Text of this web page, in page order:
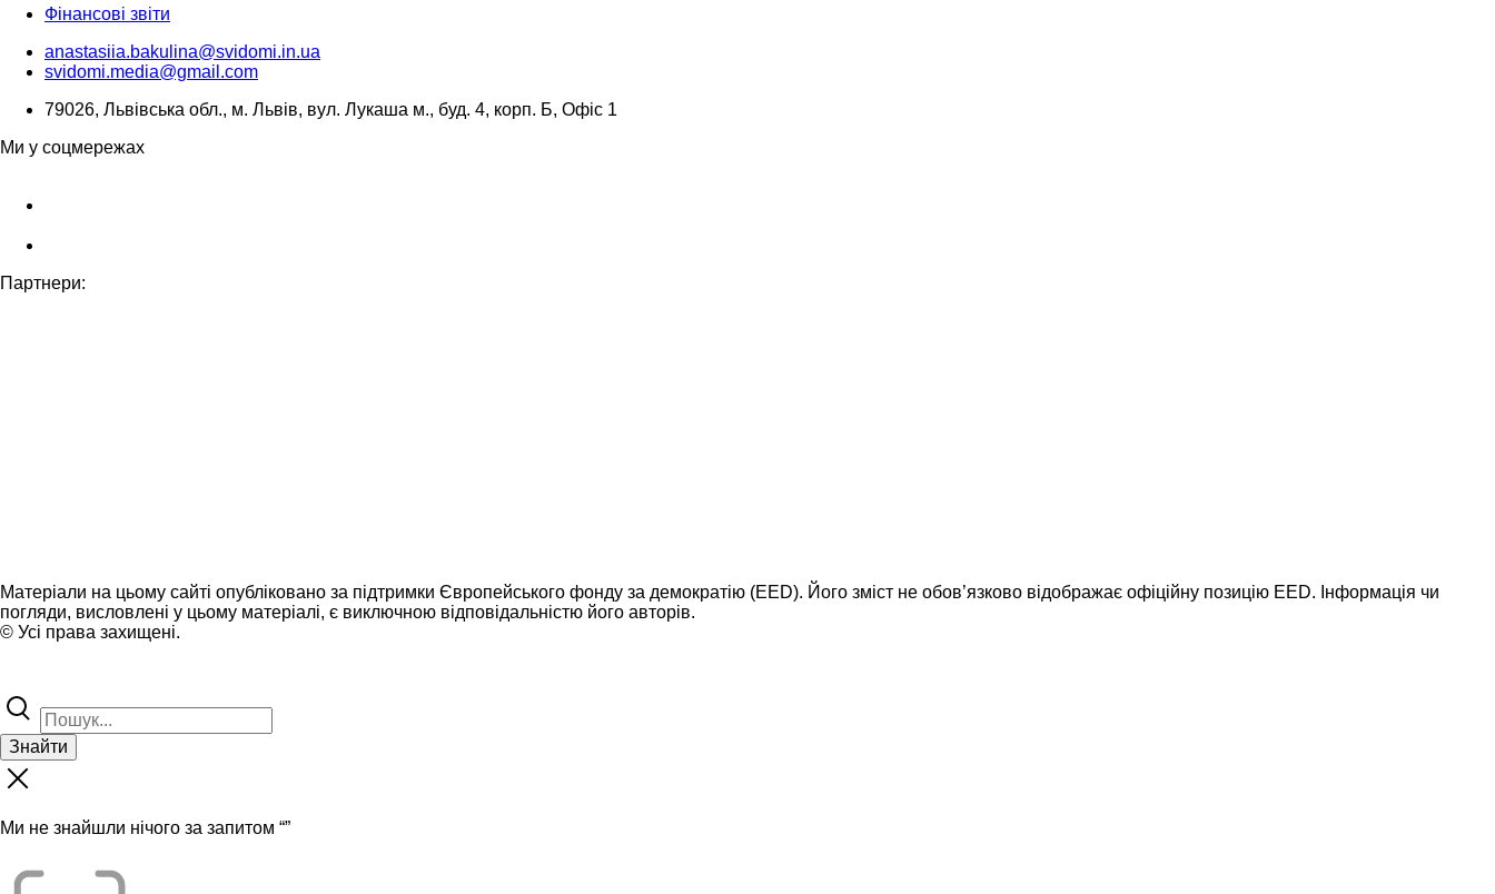
Фінансові звіти
anastasiia.bakulina@svidomi.in.ua
svidomi.media@gmail.com
79026, Львівська обл., м. Львів, вул. Лукаша м., буд. 4, корп. Б, Офіс 1
Ми у соцмережах
Партнери:
Матеріали на цьому сайті опубліковано за підтримки Європейського фонду за демократію (EED). Його зміст не обов’язково відображає офіційну позицію EED. Інформація чи
погляди, висловлені у цьому матеріалі, є виключною відповідальністю його авторів.
© Усі права захищені.
Знайти
Ми не знайшли нічого за запитом “”